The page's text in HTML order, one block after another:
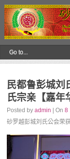
民都鲁彭城刘
氏宗亲【嘉年
Posted byadmin | On8
砂罗越彭城刘氏公会荣